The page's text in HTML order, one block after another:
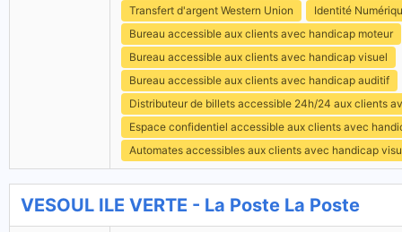
Transfert d'argent Western Union
Identité
Bureau accessible aux clients avec handicap moteur
Bureau accessible aux clients avec handicap visuel
Bureau accessible aux clients avec handicap auditif
Distributeur de billets accessible 24h/24 aux clients
Espace confidentiel accessible aux clients avec
Automates accessibles aux clients avec handicap
VESOUL ILE VERTE - La Poste La Poste